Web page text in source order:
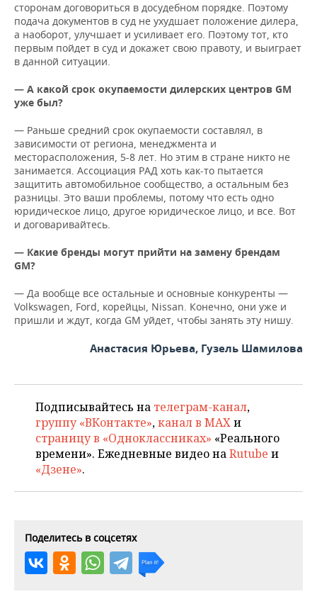
сторонам договориться в досудебном порядке. Поэтому
подача документов в суд не ухудшает положение дилера,
а наоборот, улучшает и усиливает его. Поэтому тот, кто
первым пойдет в суд и докажет свою правоту, и выиграет
в данной ситуации.
— А какой срок окупаемости дилерских центров GM
уже был?
— Раньше средний срок окупаемости составлял, в
зависимости от региона, менеджмента и
месторасположения, 5-8 лет. Но этим в стране никто не
занимается. Ассоциация РАД хоть как-то пытается
защитить автомобильное сообщество, а остальным без
разницы. Это ваши проблемы, потому что есть одно
юридическое лицо, другое юридическое лицо, и все. Вот
и договаривайтесь.
— Какие бренды могут прийти на замену брендам
GM?
— Да вообще все остальные и основные конкуренты —
Volkswagen, Ford, корейцы, Nissan. Конечно, они уже и
пришли и ждут, когда GM уйдет, чтобы занять эту нишу.
Анастасия Юрьева, Гузель Шамилова
Подписывайтесь на телеграм-канал,
группу «ВКонтакте»,канал в MAXи
страницу в «Одноклассниках» «Реального
времени». Ежедневные видео наRutube и
«Дзене».
Поделитесь в соцсетях